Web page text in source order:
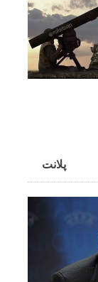
پلانت